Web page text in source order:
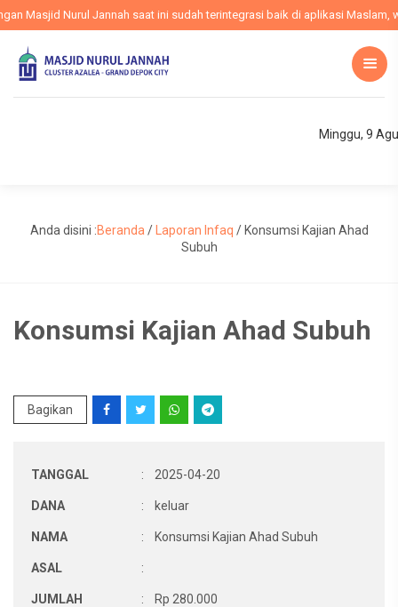
Masjid Nurul Jannah saat ini sudah terintegrasi baik di aplikasi Maslam,
Minggu, 9
Anda disini :Beranda / Laporan Infaq / Konsumsi Kajian Ahad
Subuh
Konsumsi Kajian Ahad Subuh
Bagikan
TANGGAL : 2025-04-20
DANA : keluar
NAMA : Konsumsi Kajian Ahad Subuh
ASAL :
JUMLAH : Rp 280.000